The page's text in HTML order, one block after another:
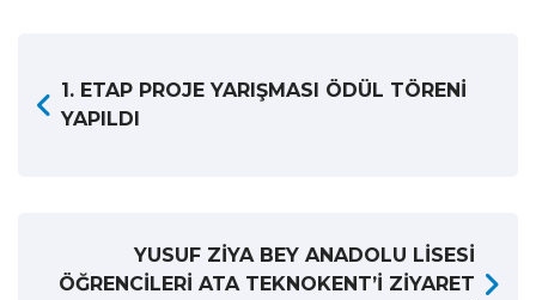
1. ETAP PROJE YARIŞMASI ÖDÜL TÖRENİ
YAPILDI
YUSUF ZİYA BEY ANADOLU LİSESİ
ÖĞRENCİLERİ ATA TEKNOKENT’İ ZİYARET